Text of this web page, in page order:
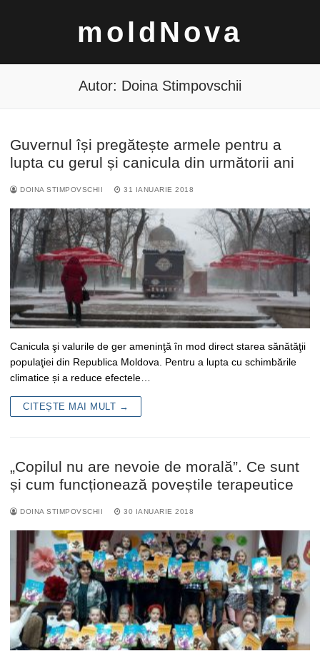
moldNova
Caută
după:
Autor: Doina Stimpovschii
Guvernul își pregătește armele pentru a
lupta cu gerul și canicula din următorii ani
DOINA STIMPOVSCHII 31 IANUARIE 2018
Canicula şi valurile de ger ameninţă în mod direct starea sănătăţii
populaţiei din Republica Moldova. Pentru a lupta cu schimbările
climatice și a reduce efectele…
CITEȘTE MAI MULT →
„Copilul nu are nevoie de morală”. Ce sunt
și cum funcționează poveștile terapeutice
DOINA STIMPOVSCHII 30 IANUARIE 2018